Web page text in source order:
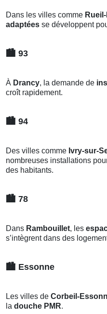
Dans les villes comme
adaptées se développent
🏙️ 93
À Drancy, la demande de
croît rapidement.
🏙️ 94
Des villes comme Ivry-sur-
nombreuses installations
des habitants.
🏙️ 78
Dans Rambouillet, les
s’intègrent dans des
🏙️ Essonne
Les villes de Corbeil-
la douche PMR.